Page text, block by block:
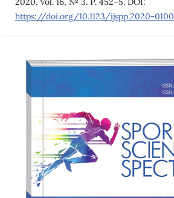
https://doi.org/10.1123/ijspp.2020-0100